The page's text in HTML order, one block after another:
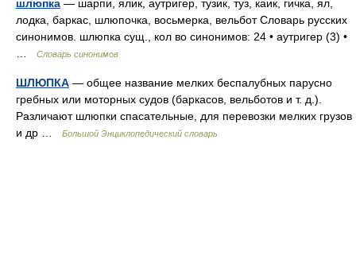
шлюпка — шарпи, ялик, аутригер, тузик, туз, каик, гичка, ял,
лодка, баркас, шлюпочка, восьмерка, вельбот Словарь русских
синонимов. шлюпка сущ., кол во синонимов: 24 • аутригер (3) •
Словарь синонимов
ШЛЮПКА — общее название мелких беспалубных парусно
гребных или моторных судов (баркасов, вельботов и т. д.).
Различают шлюпки спасательные, для перевозки мелких грузов
и др …
Большой Энциклопедический словарь